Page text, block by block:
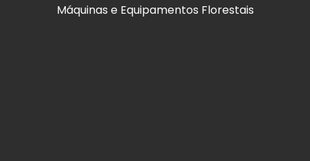
Máquinas e Equipamentos Florestais